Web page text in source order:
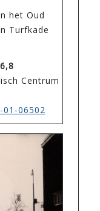
het Oud
Turfkade
Centrum
01-06502